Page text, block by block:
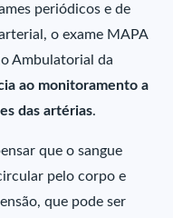
periódicos e de
o exame MAPA
Ambulatorial da
ao monitoramento a
das artérias.
que o sangue
pelo corpo e
que pode ser